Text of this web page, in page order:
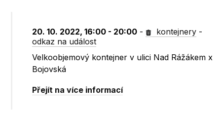
20. 10. 2022, 16:00 - 20:00 - kontejnery -
odkaz na událost
Velkoobjemový kontejner v ulici Nad Rážákem x
Bojovská
Přejít na více informací